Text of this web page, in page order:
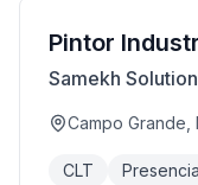
Pintor
Samekh
Campo Grande,
CLT